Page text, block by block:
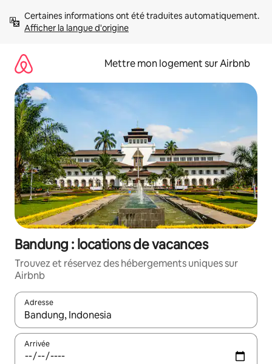
directement
Afficher la langue d'origine
Mettre mon logement sur Airbnb
Bandung : locations de vacances
Trouvez et réservez des hébergements uniques sur
Airbnb
Adresse
Lorsque les résultats s'affichent, utilisez les flèches vers le
Arrivée